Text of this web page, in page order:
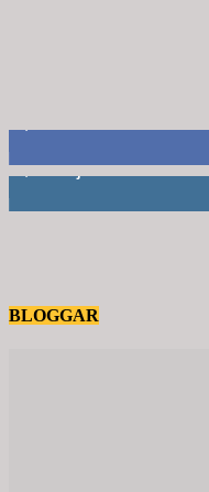
6,714 Följare
BLOGGAR